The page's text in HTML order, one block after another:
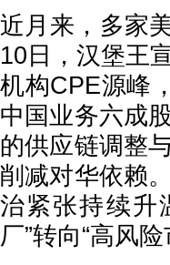
近月来，多家
10日，汉堡王
机构CPE源峰
中国业务六成
的供应链调整
削减对华依赖
治紧张持续升
厂”转向“高风险